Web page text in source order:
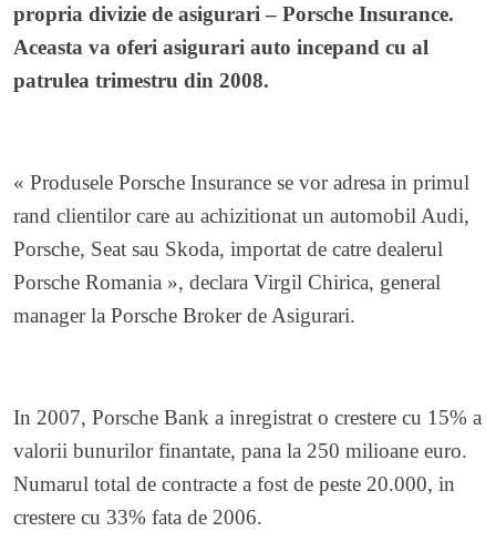
propria divizie de asigurari – Porsche Insurance.
Aceasta va oferi asigurari auto incepand cu al
patrulea trimestru din 2008.
« Produsele Porsche Insurance se vor adresa in primul
rand clientilor care au achizitionat un automobil Audi,
Porsche, Seat sau Skoda, importat de catre dealerul
Porsche Romania », declara Virgil Chirica, general
manager la Porsche Broker de Asigurari.
In 2007, Porsche Bank a inregistrat o crestere cu 15% a
valorii bunurilor finantate, pana la 250 milioane euro.
Numarul total de contracte a fost de peste 20.000, in
crestere cu 33% fata de 2006.